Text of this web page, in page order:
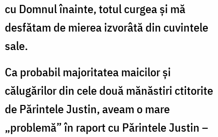
cu Domnul înainte, totul curgea și mă
desfătam de mierea izvorâtă din cuvintele
sale.
Ca probabil majoritatea maicilor și
călugărilor din cele două mănăstiri ctitorite
de Părintele Justin, aveam o mare
„problemă” în raport cu Părintele Justin –